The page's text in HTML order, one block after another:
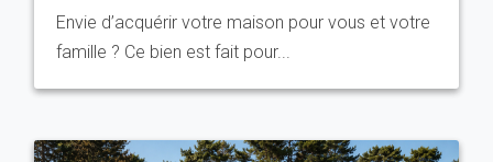
Envie d’acquérir votre maison pour vous et votre
famille ? Ce bien est fait pour...